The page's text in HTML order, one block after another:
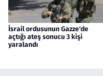
İsrail ordusunun Gazze'de
açtığı ateş sonucu 3 kişi
yaralandı